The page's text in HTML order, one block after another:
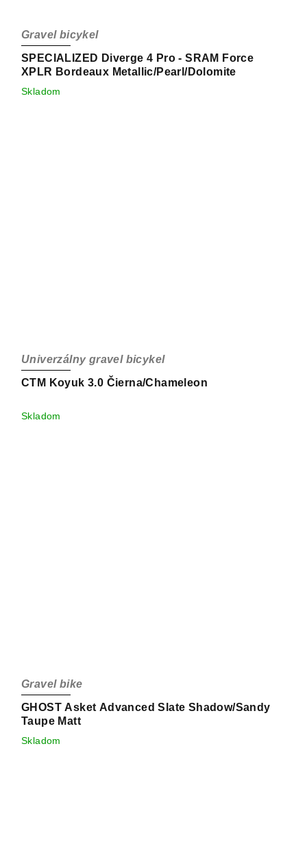
SPECIALIZED Diverge 4 Pro - SRAM Force
XPLR Bordeaux Metallic/Pearl/Dolomite
Gravel bicykel
Skladom
CTM Koyuk 3.0 Čierna/Chameleon
Univerzálny gravel bicykel
Skladom
GHOST Asket Advanced Slate Shadow/Sandy
Taupe Matt
Gravel bike
Skladom